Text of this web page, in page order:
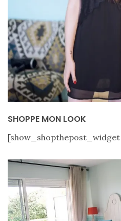
SHOPPE MON LOOK
[show_shopthepost_widget